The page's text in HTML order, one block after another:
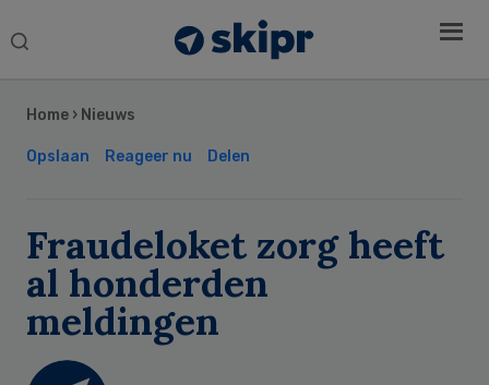
Search
Home › Nieuws
Opslaan Reageer nu Delen
Fraudeloket zorg heeft
al honderden
meldingen
Sidebar